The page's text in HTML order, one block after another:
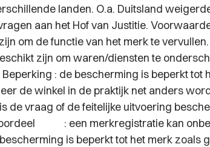
landen. O.a. Duitsland
aan het Hof van Justitie.
om de functie van het merk te
zijn om waren/diensten te
: de bescherming is beperkt tot
de winkel in de praktijk net anders
de vraag of de feitelijke uitvoering
: een merkregistratie kan
is beperkt tot het merk zoals